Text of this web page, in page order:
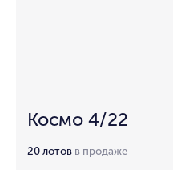
Космо 4/22
20 лотов в продаже